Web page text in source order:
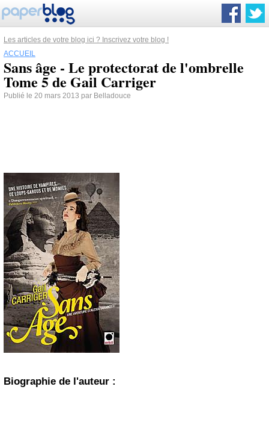
Les articles de votre blog ici ? Inscrivez votre blog !
ACCUEIL
Sans âge - Le protectorat de l'ombrelle
Tome 5 de Gail Carriger
Publié le 20 mars 2013 par Belladouce
Biographie de l'auteur :